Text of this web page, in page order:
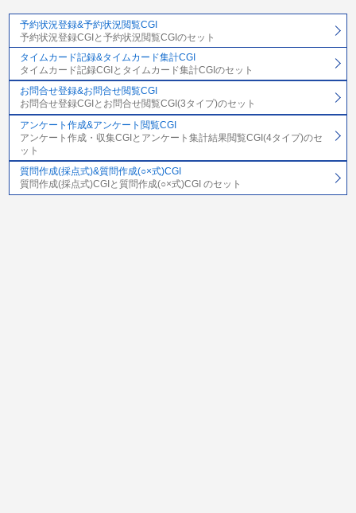
予約状況登録&予約状況閲覧CGI
予約状況登録CGIと予約状況閲覧CGIのセット
タイムカード記録&タイムカード集計CGI
タイムカード記録CGIとタイムカード集計CGIのセット
お問合せ登録&お問合せ閲覧CGI
お問合せ登録CGIとお問合せ閲覧CGI(3タイプ)のセット
アンケート作成&アンケート閲覧CGI
アンケート作成・収集CGIとアンケート集計結果閲覧CGI(4タイプ)のセ
ット
質問作成(採点式)&質問作成(○×式)CGI
質問作成(採点式)CGIと質問作成(○×式)CGI のセット